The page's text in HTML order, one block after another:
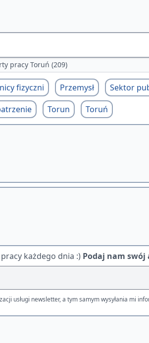
pracy Toruń (209)
fizyczni Przemysł Sektor
Torun Toruń
każdego dnia :) Podaj nam swój
usługi newsletter, a tym samym wysyłania mi